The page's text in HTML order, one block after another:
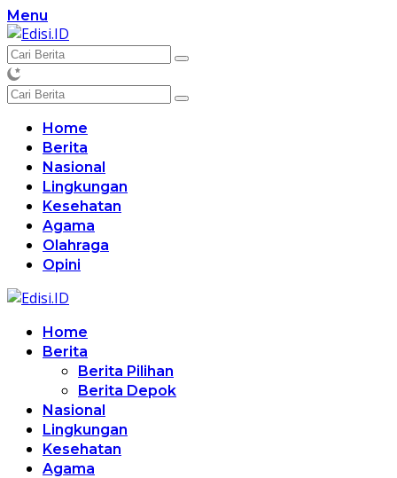
Langsung
ke
konten
Menu
Home
Berita
Nasional
Lingkungan
Kesehatan
Agama
Olahraga
Opini
Home
Berita
Berita Pilihan
Berita Depok
Nasional
Lingkungan
Kesehatan
Agama